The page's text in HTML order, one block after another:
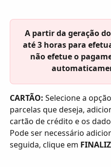
A partir da geração
até 3 horas para
não efetue o
CARTÃO: Selecione a
parcelas que deseja,
cartão de crédito e os
Pode ser necessário
seguida, clique em